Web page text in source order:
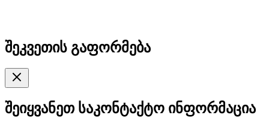
შეკვეთის გაფორმება
შეიყვანეთ საკონტაქტო ინფორმაცია